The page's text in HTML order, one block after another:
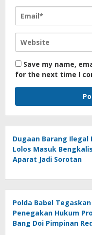
Save my name,
for the next time I
Dugaan Barang Ilegal
Lolos Masuk
Aparat Jadi Sorotan
Polda Babel Tegaskan
Penegakan Hukum
Bang Doi Pimpinan